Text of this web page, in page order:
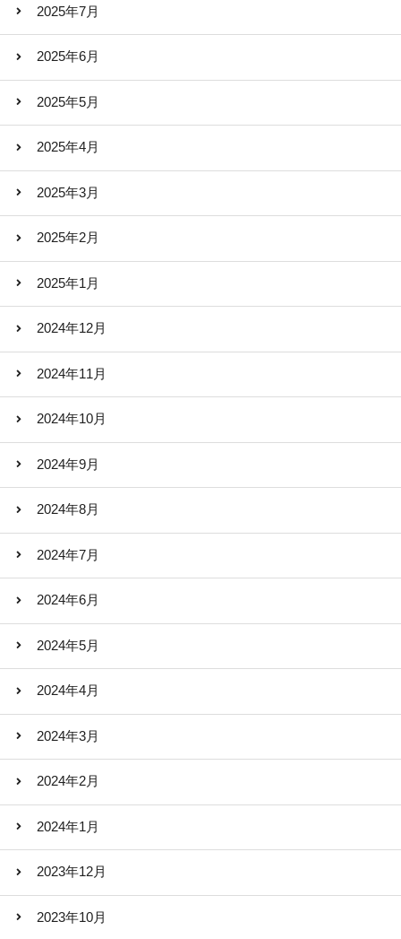
2025年7月
2025年6月
2025年5月
2025年4月
2025年3月
2025年2月
2025年1月
2024年12月
2024年11月
2024年10月
2024年9月
2024年8月
2024年7月
2024年6月
2024年5月
2024年4月
2024年3月
2024年2月
2024年1月
2023年12月
2023年10月